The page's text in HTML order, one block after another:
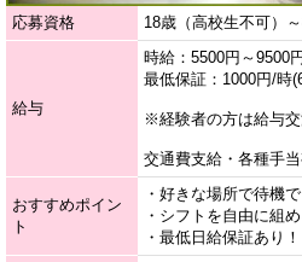
応募資格 18歳（高校生不可）
給与
時給：5500円～9500
最低保証：1000円/時
※経験者の方は給与
交通費支給・各種手
おすすめポイン
ト
・好きな場所で待機で
・シフトを自由に組め
・最低日給保証あり！